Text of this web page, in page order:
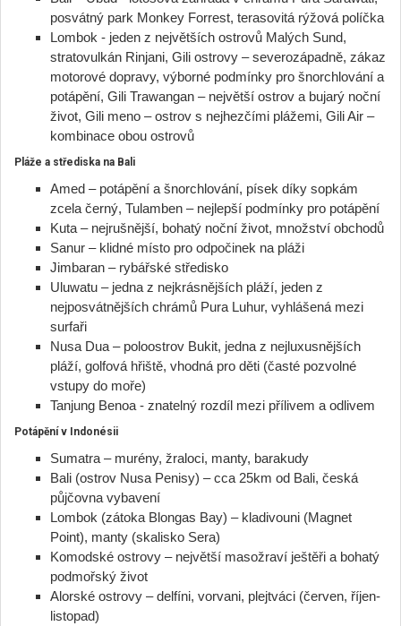
posvátný park Monkey Forrest, terasovitá rýžová políčka
Lombok - jeden z největších ostrovů Malých Sund,
stratovulkán Rinjani, Gili ostrovy – severozápadně, zákaz
motorové dopravy, výborné podmínky pro šnorchlování a
potápění, Gili Trawangan – největší ostrov a bujarý noční
život, Gili meno – ostrov s nejhezčími plážemi, Gili Air –
kombinace obou ostrovů
Pláže a střediska na Bali
Amed – potápění a šnorchlování, písek díky sopkám
zcela černý, Tulamben – nejlepší podmínky pro potápění
Kuta – nejrušnější, bohatý noční život, množství obchodů
Sanur – klidné místo pro odpočinek na pláži
Jimbaran – rybářské středisko
Uluwatu – jedna z nejkrásnějších pláží, jeden z
nejposvátnějších chrámů Pura Luhur, vyhlášená mezi
surfaři
Nusa Dua – poloostrov Bukit, jedna z nejluxusnějších
pláží, golfová hřiště, vhodná pro děti (časté pozvolné
vstupy do moře)
Tanjung Benoa - znatelný rozdíl mezi přílivem a odlivem
Potápění v Indonésii
Sumatra – murény, žraloci, manty, barakudy
Bali (ostrov Nusa Penisy) – cca 25km od Bali, česká
půjčovna vybavení
Lombok (zátoka Blongas Bay) – kladivouni (Magnet
Point), manty (skalisko Sera)
Komodské ostrovy – největší masožraví ještěři a bohatý
podmořský život
Alorské ostrovy – delfíni, vorvani, plejtváci (červen, říjen-
listopad)